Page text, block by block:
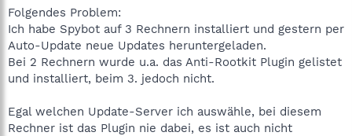
a
t
e
r
e
Folgendes Problem:
Ich habe Spybot auf 3 Rechnern installiert und gestern per
Auto-Update neue Updates heruntergeladen.
Bei 2 Rechnern wurde u.a. das Anti-Rootkit Plugin gelistet
und installiert, beim 3. jedoch nicht.
Egal welchen Update-Server ich auswähle, bei diesem
Rechner ist das Plugin nie dabei, es ist auch nicht